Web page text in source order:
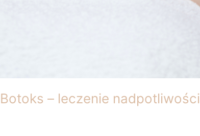
Botoks – leczenie nadpotliwości